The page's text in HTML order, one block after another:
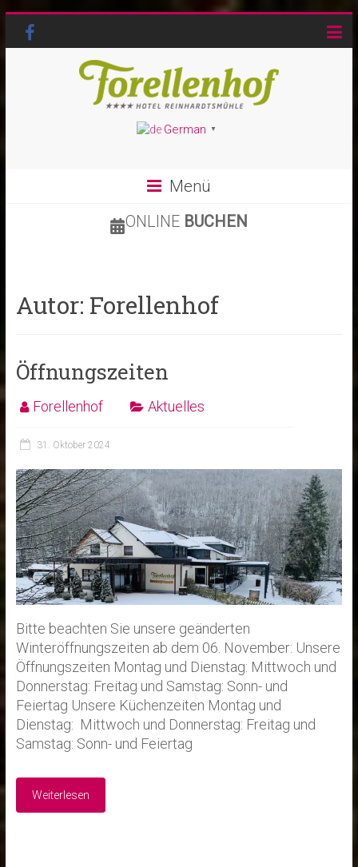
German ▼
Menü
ONLINE BUCHEN
Autor: Forellenhof
Öffnungszeiten
Forellenhof Aktuelles
31. Oktober 2024
Bitte beachten Sie unsere geänderten
Winteröffnungszeiten ab dem 06. November: Unsere
Öffnungszeiten Montag und Dienstag: Mittwoch und
Donnerstag: Freitag und Samstag: Sonn- und
Feiertag Unsere Küchenzeiten Montag und
Dienstag: Mittwoch und Donnerstag: Freitag und
Samstag: Sonn- und Feiertag
Weiterlesen